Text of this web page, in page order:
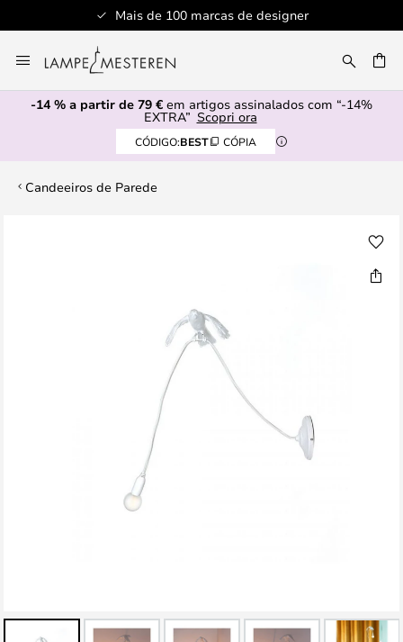
Mais de 100 marcas de designer
para
o
Conteúdo
-14 % a partir de 79 € em artigos assinalados com “-14%
EXTRA” Scopri ora
CÓDIGO:BEST CÓPIA
Candeeiros de Parede